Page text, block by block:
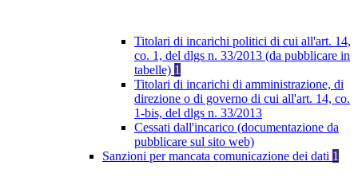
Titolari di incarichi politici di cui all'art. 14,
co. 1, del dlgs n. 33/2013 (da pubblicare in
tabelle) 1
Titolari di incarichi di amministrazione, di
direzione o di governo di cui all'art. 14, co.
1-bis, del dlgs n. 33/2013
Cessati dall'incarico (documentazione da
pubblicare sul sito web)
Sanzioni per mancata comunicazione dei dati 1